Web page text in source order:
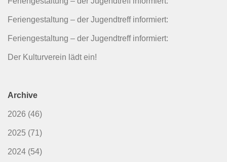
Feriengestaltung – der Jugendtreff informiert:
Feriengestaltung – der Jugendtreff informiert:
Der Kulturverein lädt ein!
Archive
2026 (46)
2025 (71)
2024 (54)